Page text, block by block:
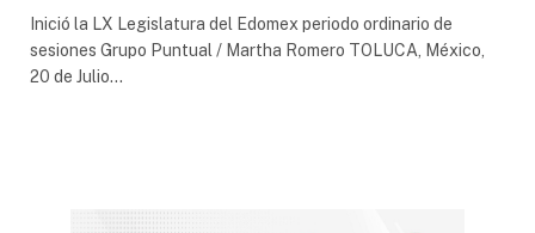
Inició la LX Legislatura del Edomex periodo ordinario de
sesiones Grupo Puntual / Martha Romero TOLUCA, México,
20 de Julio…